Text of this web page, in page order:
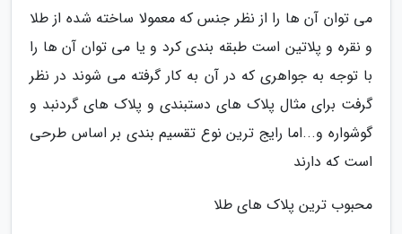
می توان آن ها را از نظر جنس که معمولا ساخته شده از طلا
و نقره و پلاتین است طبقه بندی کرد و یا می توان آن ها را
با توجه به جواهری که در آن به کار گرفته می شوند در نظر
گرفت برای مثال پلاک های دستبندی و پلاک های گردنبد و
گوشواره و...اما رایج ترین نوع تقسیم بندی بر اساس طرحی
است که دارند
محبوب ترین پلاک های طلا